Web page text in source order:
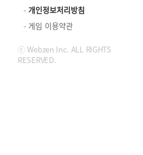
개인정보처리방침
게임 이용약관
ⓒ Webzen Inc. ALL RIGHTS
RESERVED.